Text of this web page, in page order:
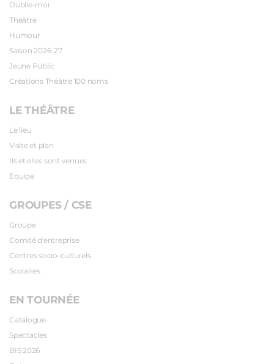
Oublie-moi
Théâtre
Humour
Saison 2026-27
Jeune Public
Créations Théâtre 100 noms
LE THÉÂTRE
Le lieu
Visite et plan
Ils et elles sont venues
Equipe
GROUPES / CSE
Groupe
Comité d'entreprise
Centres socio-culturels
Scolaires
EN TOURNÉE
Catalogue
Spectacles
BIS 2026